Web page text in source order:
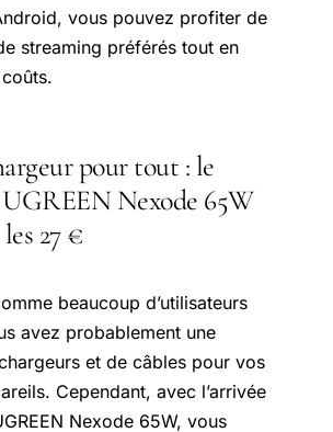
vous pouvez profiter de
streaming préférés tout en
pour tout : le
Nexode 65W
27 €
beaucoup d’utilisateurs
avez probablement une
et de câbles pour vos
Cependant, avec l’arrivée
Nexode 65W, vous